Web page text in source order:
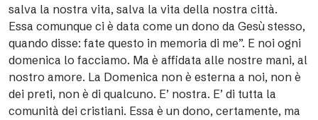
salva la nostra vita, salva la vita della nostra città.
Essa comunque ci è data come un dono da Gesù stesso,
quando disse: fate questo in memoria di me”. E noi ogni
domenica lo facciamo. Ma è affidata alle nostre mani, al
nostro amore. La Domenica non è esterna a noi, non è
dei preti, non è di qualcuno. E’ nostra. E’ di tutta la
comunità dei cristiani. Essa è un dono, certamente, ma